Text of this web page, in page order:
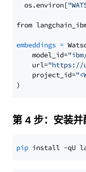
  os.environ[
from
embeddings =
    model_id=
    url=
"https://
    project_id=
第 4 步：安装
pip